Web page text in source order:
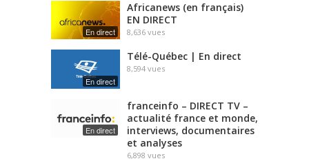
En direct
Africanews (en français)
EN DIRECT
8,636 vues
En direct
Télé-Québec | En direct
8,594 vues
En direct
franceinfo – DIRECT TV –
actualité france et monde,
interviews, documentaires
et analyses
6,898 vues